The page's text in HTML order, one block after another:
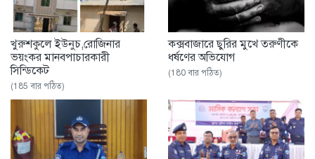
খুরুশকুলে ইউনুচ,রোজিনার
ভয়ংকর মানবপাচারকারী
সিন্ডিকেট
(185 বার পঠিত)
কক্সবাজারে ছুরির মুখে তরুণীকে
ধর্ষণের অভিযোগ
(180 বার পঠিত)